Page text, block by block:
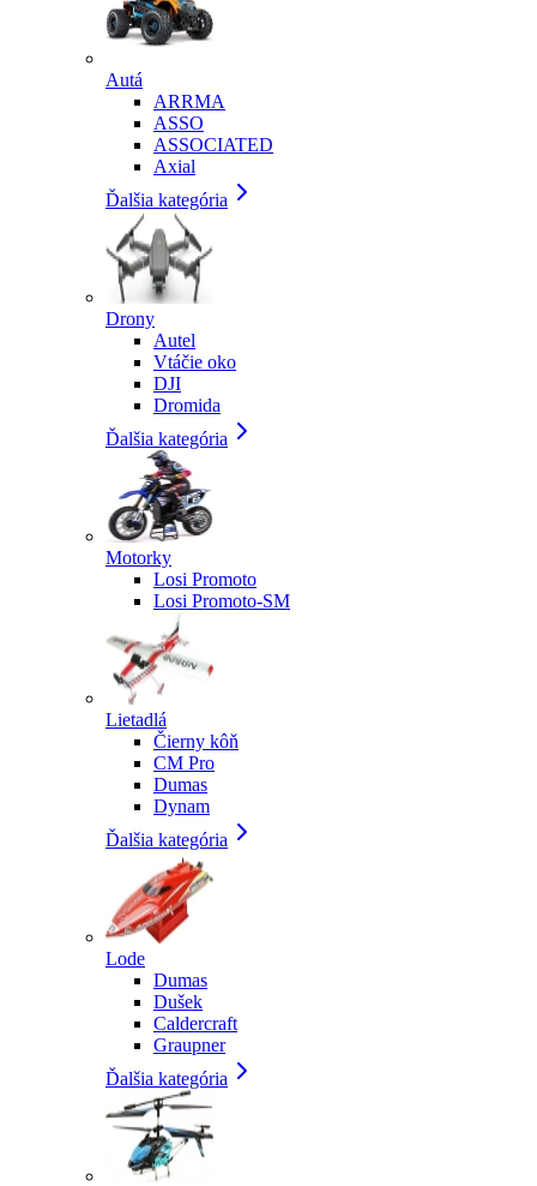
Autá
ARRMA
ASSO
ASSOCIATED
Axial
Ďalšia kategória
Drony
Autel
Vtáčie oko
DJI
Dromida
Ďalšia kategória
Motorky
Losi Promoto
Losi Promoto-SM
Lietadlá
Čierny kôň
CM Pro
Dumas
Dynam
Ďalšia kategória
Lode
Dumas
Dušek
Caldercraft
Graupner
Ďalšia kategória